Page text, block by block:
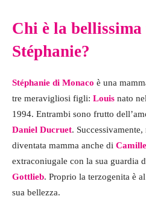
Chi è la
Stéphanie?
Stéphanie di Monaco è una
tre meravigliosi figli: Louis nato
1994. Entrambi sono frutto
Daniel Ducruet.
diventata mamma anche di Camille
extraconiugale con la sua guardia
Gottlieb. Proprio la terzogenita è
sua bellezza.